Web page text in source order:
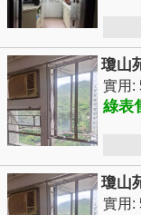
瓊山
實用:
綠表
瓊山
實用: